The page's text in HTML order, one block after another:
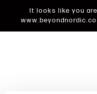
It looks like you